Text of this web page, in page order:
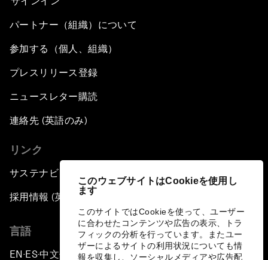
このウェブサイトはCookieを使用し
ます
このサイトではCookieを使って、ユーザー
に合わせたコンテンツや広告の表示、トラ
フィックの分析を行っています。またユー
ザーによるサイトの利用状況についても情
報を収集し、ソーシャルメディアや広告配
パートナー（組織）について
参加する（個人、組織）
プレスリリース登録
ニュースレター購読
連絡先 (英語のみ)
リンク
サステナビリティへの取り組み
採用情報 (英語のみ)
言語
EN ▪ES▪中文▪ 日本語